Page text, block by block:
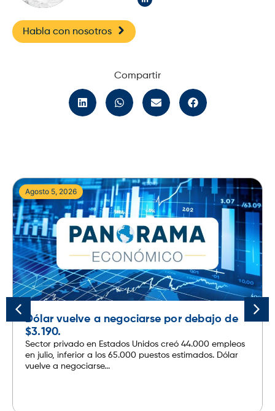
Habla con nosotros
Compartir
Agosto 5, 2026
Dólar vuelve a negociarse por debajo de
$3.190.
Sector privado en Estados Unidos creó 44.000 empleos
en julio, inferior a los 65.000 puestos estimados. Dólar
vuelve a negociarse...